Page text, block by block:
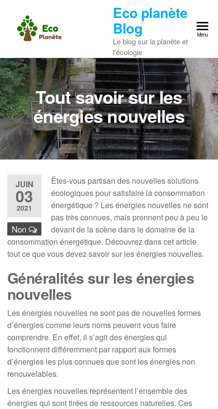
content
Eco planète
Blog
Le blog sur la planète et
l'écologie
Menu
Tout savoir sur les
énergies nouvelles
JUIN
03
2021
Non
Êtes-vous partisan des nouvelles solutions
écologiques pour satisfaire la consommation
énergétique ? Les énergies nouvelles ne sont
pas très connues, mais prennent peu à peu le
devant de la scène dans le domaine de la
consommation énergétique. Découvrez dans cet article
tout ce que vous devez savoir sur les énergies nouvelles.
Généralités sur les énergies
nouvelles
Les énergies nouvelles ne sont pas de nouvelles formes
d’énergies comme leurs noms peuvent vous faire
comprendre. En effet, il s’agit des énergies qui
fonctionnent différemment par rapport aux formes
d’énergies les plus connues que sont les énergies non
renouvelables.
Les énergies nouvelles représentent l’ensemble des
énergies qui sont tirées de ressources naturelles. Ces